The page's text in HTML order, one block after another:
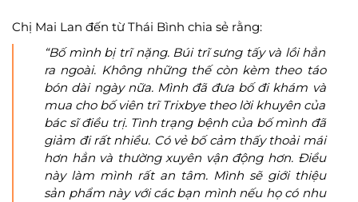
Chị Mai Lan đến từ Thái Bình chia sẻ rằng:
“Bố mình bị trĩ nặng. Búi trĩ sưng tấy và lồi hẳn
ra ngoài. Không những thế còn kèm theo táo
bón dài ngày nữa. Mình đã đưa bố đi khám và
mua cho bố viên trĩ Trixbye theo lời khuyên của
bác sĩ điều trị. Tình trạng bệnh của bố mình đã
giảm đi rất nhiều. Có vẻ bố cảm thấy thoải mái
hơn hẳn và thường xuyên vận động hơn. Điều
này làm mình rất an tâm. Mình sẽ giới thiệu
sản phẩm này với các bạn mình nếu họ có nhu